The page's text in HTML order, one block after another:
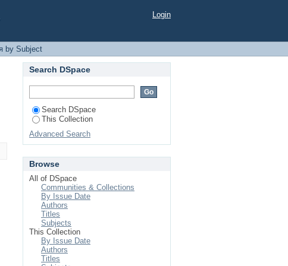
Login
by Subject
Search DSpace
Search DSpace
This Collection
Advanced Search
Browse
All of DSpace
Communities & Collections
By Issue Date
Authors
Titles
Subjects
This Collection
By Issue Date
Authors
Titles